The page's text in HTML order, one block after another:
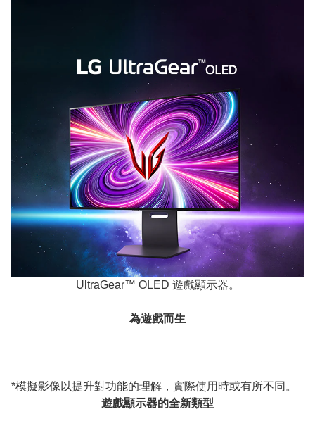
UltraGear™ OLED 遊戲顯示器。
為遊戲而生
*模擬影像以提升對功能的理解，實際使用時或有所不同。
遊戲顯示器的全新類型